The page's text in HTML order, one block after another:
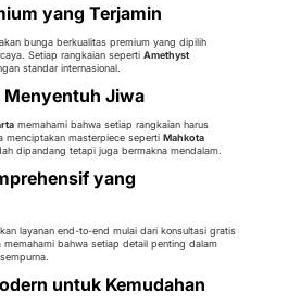
yang Terjamin
bunga berkualitas premium yang dipilih
Setiap rangkaian seperti Amethyst
standar internasional.
Menyentuh Jiwa
memahami bahwa setiap rangkaian harus
menciptakan masterpiece seperti Mahkota
dipandang tetapi juga bermakna mendalam.
yang
layanan end-to-end mulai dari konsultasi gratis
memahami bahwa setiap detail penting dalam
untuk Kemudahan